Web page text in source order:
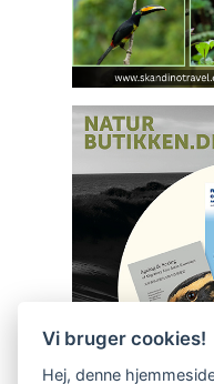
Vi bruger cookies!
Hej, denne